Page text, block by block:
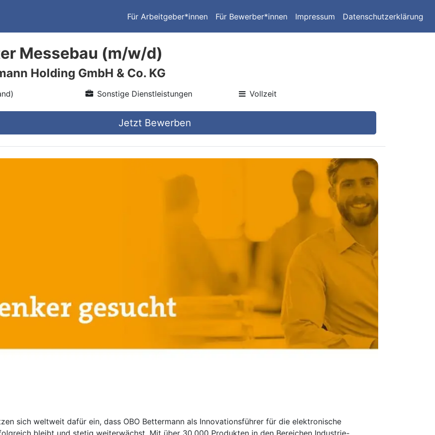
Für Arbeitgeber*innen Für Bewerber*innen Impressum Datenschutzerklärung
Messebau (m/w/d)
Holding GmbH & Co. KG
Sonstige Dienstleistungen Vollzeit
Jetzt Bewerben
sich weltweit dafür ein, dass OBO Bettermann als Innovationsführer für die elektronische
bleibt und stetig weiterwächst. Mit über 30.000 Produkten in den Bereichen Industrie-,